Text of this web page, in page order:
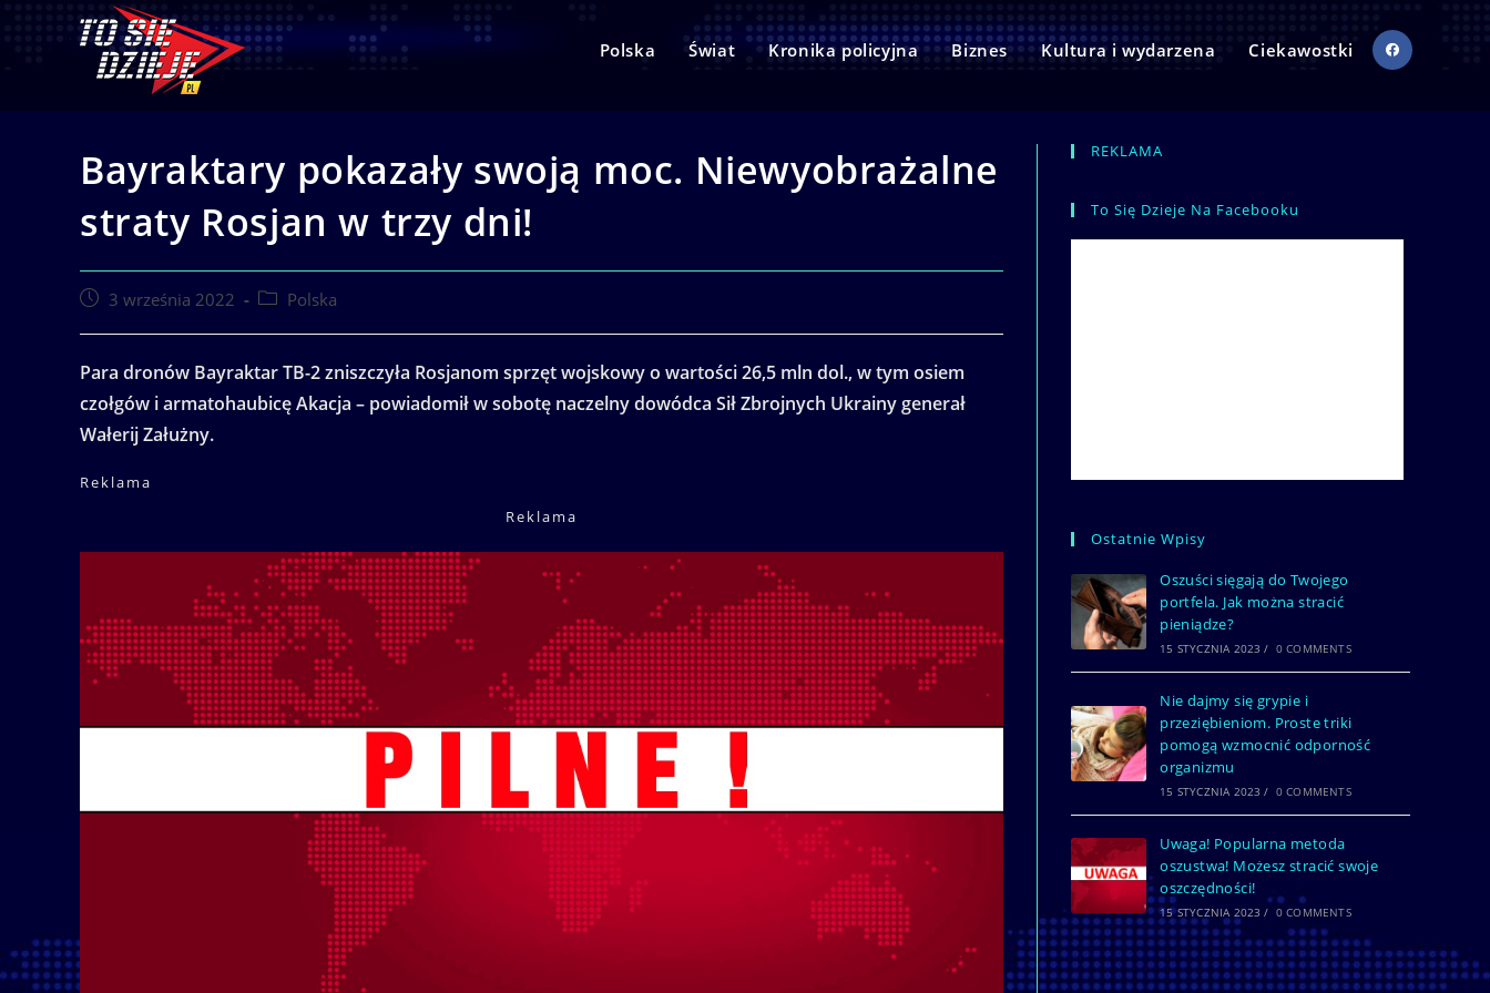
Polska Świat Kronika policyjna Biznes Kultura i wydarzena Ciekawostki
Bayraktary pokazały swoją moc. Niewyobrażalne
straty Rosjan w trzy dni!
Post 3 września 2022
Post Polska
Para dronów Bayraktar TB-2 zniszczyła Rosjanom sprzęt wojskowy o wartości 26,5 mln dol., w tym osiem
czołgów i armatohaubicę Akacja – powiadomił w sobotę naczelny dowódca Sił Zbrojnych Ukrainy generał
Wałerij Załużny.
Reklama
Reklama
REKLAMA
To Się Dzieje Na Facebooku
Ostatnie Wpisy
Oszuści sięgają do Twojego
portfela. Jak można stracić
pieniądze?
15 STYCZNIA 2023 / 0 COMMENTS
Nie dajmy się grypie i
przeziębieniom. Proste triki
pomogą wzmocnić odporność
organizmu
15 STYCZNIA 2023 / 0 COMMENTS
Uwaga! Popularna metoda
oszustwa! Możesz stracić swoje
oszczędności!
15 STYCZNIA 2023 / 0 COMMENTS